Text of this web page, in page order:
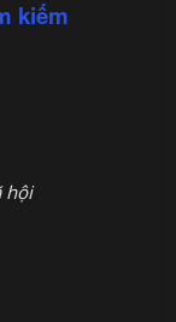
kiếm
hội